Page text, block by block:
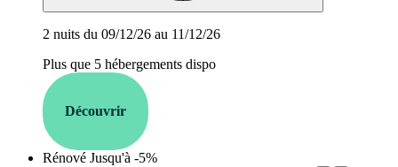
2 nuits du 09/12/26 au 11/12/26
Plus que 5 hébergements dispo
Découvrir
Rénové Jusqu'à -5%